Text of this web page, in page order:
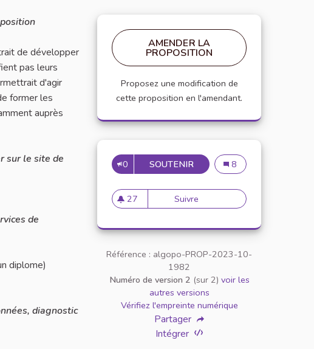
de développer
pas leurs
d'agir
former les
auprès
sur le site de
de
diplome)
diagnostic
AMENDER LA
PROPOSITION
Proposez une modification de
cette proposition en l'amendant.
0 SOUTENIR "Nouvelle Unité
8
27
27 abonnés
Suivre
Référence : algopo-PROP-2023-10-
1982
Numéro de version 2 (sur 2) voir les
autres versions
Vérifiez l'empreinte numérique
Partager
Intégrer